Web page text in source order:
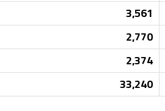
3,561
2,770
2,374
33,240